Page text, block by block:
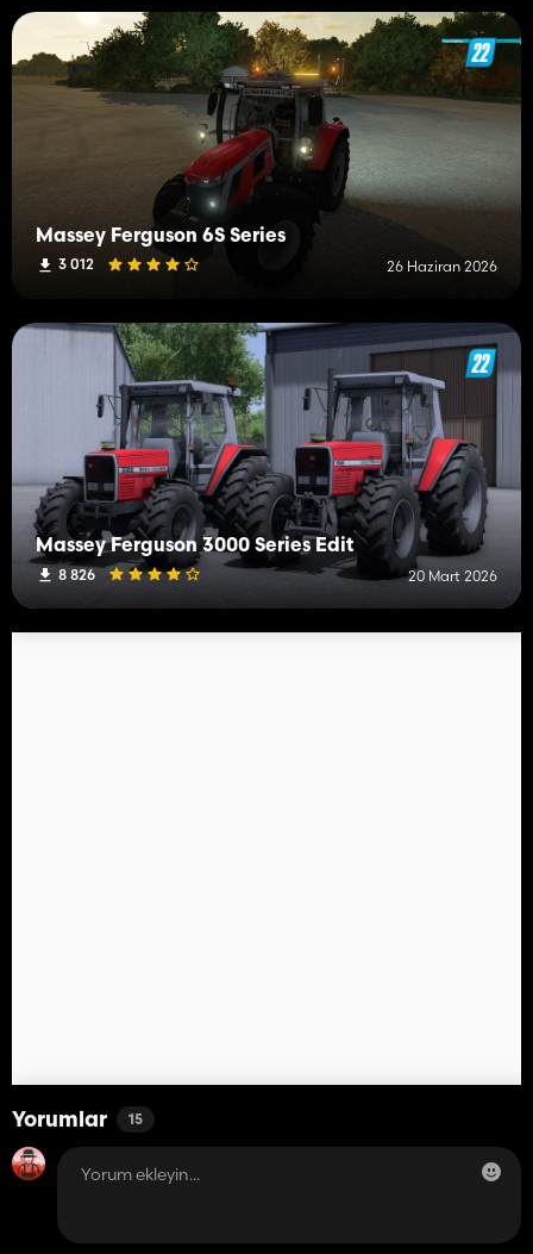
Massey Ferguson 6S Series
3 012 26 Haziran 2026
Massey Ferguson 3000 Series Edit
8 826 20 Mart 2026
Yorumlar 15